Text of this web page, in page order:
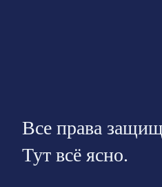
Все права
Тут всё ясно.